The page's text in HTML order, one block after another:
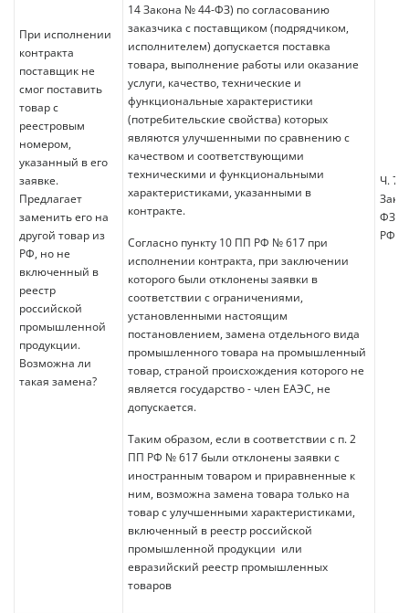
При исполнении
контракта
поставщик не
смог поставить
товар с
реестровым
номером,
указанный в его
заявке.
Предлагает
заменить его на
другой товар из
РФ, но не
включенный в
реестр
российской
промышленной
продукции.
Возможна ли
такая замена?
14 Закона № 44-ФЗ) по согласованию
заказчика с поставщиком (подрядчиком,
исполнителем) допускается поставка
товара, выполнение работы или оказание
услуги, качество, технические и
функциональные характеристики
(потребительские свойства) которых
являются улучшенными по сравнению с
качеством и соответствующими
техническими и функциональными
характеристиками, указанными в
контракте.
Согласно пункту 10 ПП РФ № 617 при
исполнении контракта, при заключении
которого были отклонены заявки в
соответствии с ограничениями,
установленными настоящим
постановлением, замена отдельного вида
промышленного товара на промышленный
товар, страной происхождения которого не
является государство - член ЕАЭС, не
допускается.
Таким образом, если в соответствии с п. 2
ПП РФ № 617 были отклонены заявки с
иностранным товаром и приравненные к
ним, возможна замена товара только на
товар с улучшенными характеристиками,
включенный в реестр российской
промышленной продукции или
евразийский реестр промышленных
товаров
Ч. 7
ФЗ,
РФ №